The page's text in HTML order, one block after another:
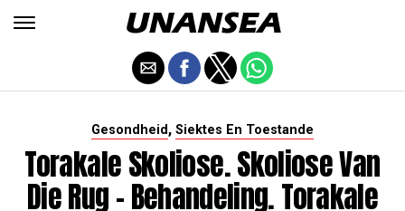
Gesondheid, Siektes En Toestande
Torakale Skoliose. Skoliose Van
Die Rug - Behandeling. Torakale